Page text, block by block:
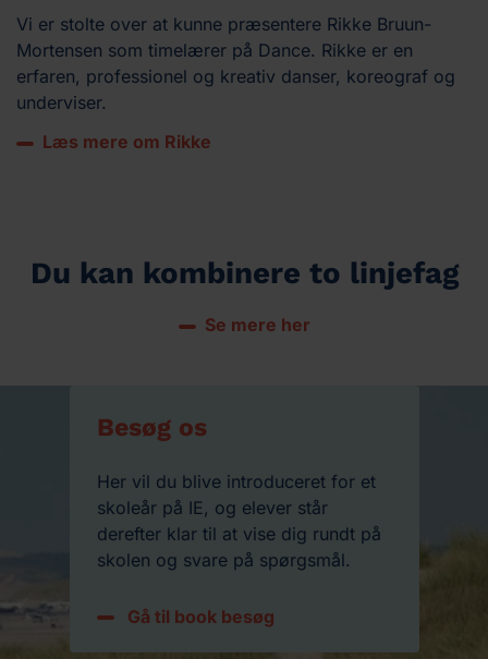
Vi er stolte over at kunne præsentere Rikke Bruun-
Mortensen som timelærer på Dance. Rikke er en
erfaren, professionel og kreativ danser, koreograf og
underviser.
Læs mere om Rikke
Du kan kombinere to linjefag
Se mere her
Besøg os
Her vil du blive introduceret for et
skoleår på IE, og elever står
derefter klar til at vise dig rundt på
skolen og svare på spørgsmål.
Gå til book besøg